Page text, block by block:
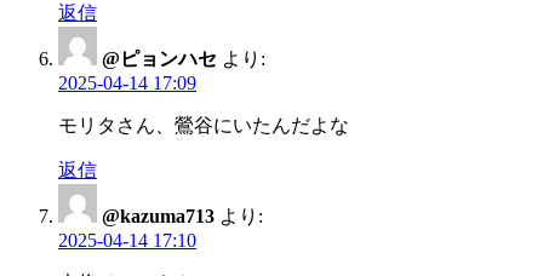
返信
@ピョンハセ より:
2025-04-14 17:09
モリタさん、鶯谷にいたんだよな
返信
@kazuma713 より:
2025-04-14 17:10